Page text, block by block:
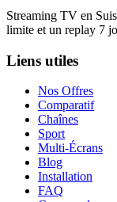
Streaming TV en
limite et un replay 7
Liens utiles
Nos Offres
Comparatif
Chaînes
Sport
Multi-Écrans
Blog
Installation
FAQ